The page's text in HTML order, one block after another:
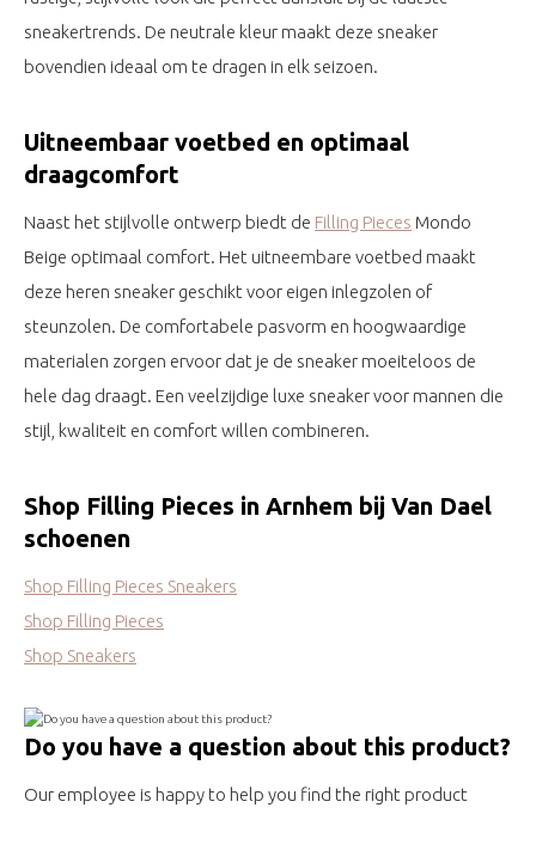
sneakertrends. De neutrale kleur maakt deze sneaker
bovendien ideaal om te dragen in elk seizoen.
Uitneembaar voetbed en optimaal
draagcomfort
Naast het stijlvolle ontwerp biedt de Filling Pieces Mondo
Beige optimaal comfort. Het uitneembare voetbed maakt
deze heren sneaker geschikt voor eigen inlegzolen of
steunzolen. De comfortabele pasvorm en hoogwaardige
materialen zorgen ervoor dat je de sneaker moeiteloos de
hele dag draagt. Een veelzijdige luxe sneaker voor mannen die
stijl, kwaliteit en comfort willen combineren.
Shop Filling Pieces in Arnhem bij Van Dael
schoenen
Shop Filling Pieces Sneakers
Shop Filling Pieces
Shop Sneakers
Do you have a question about this product?
Our employee is happy to help you find the right product